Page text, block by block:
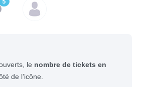
le nombre de tickets en
de l’icône.